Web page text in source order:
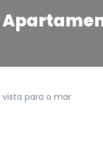
para o mar